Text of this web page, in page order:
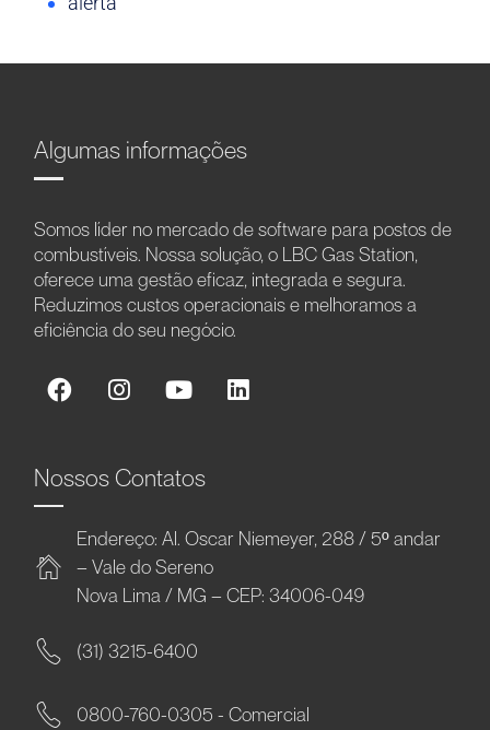
Algumas informações
Somos líder no mercado de software para postos de
combustíveis. Nossa solução, o LBC Gas Station,
oferece uma gestão eficaz, integrada e segura.
Reduzimos custos operacionais e melhoramos a
eficiência do seu negócio.
Nossos Contatos
Endereço: Al. Oscar Niemeyer, 288 / 5º andar
– Vale do Sereno
Nova Lima / MG – CEP: 34006-049
(31) 3215-6400
0800-760-0305 - Comercial